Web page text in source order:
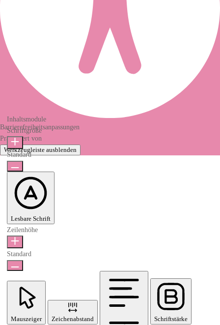
Barrierefreiheitsanpassungen
Präsentiert von
Werkzeugleiste ausblenden
Inhaltsmodule
Schriftgröße
Standard
Lesbare Schrift
Zeilenhöhe
Standard
Mauszeiger Zeichenabstand Schriftstärke